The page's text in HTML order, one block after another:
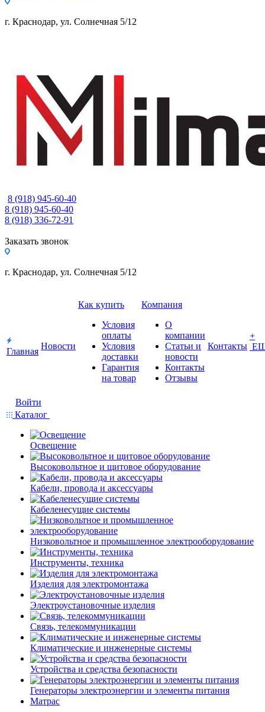
г. Краснодар, ул. Солнечная 5/12
8 (918) 945-60-40
8 (918) 945-60-40
8 (918) 336-72-91
Заказать звонок
г. Краснодар, ул. Солнечная 5/12
Главная
Новости
Как купить
Условия
оплаты
Условия
доставки
Гарантия
на товар
Компания
О
компании
Статьи и
новости
Контакты
Отзывы
Контакты
+
Войти
Каталог
Освещение
Высоковольтное и щитовое оборудование
Кабели, провода и аксессуары
Кабеленесущие системы
Низковольтное и промышленное электрооборудование
Инструменты, техника
Изделия для электромонтажа
Электроустановочные изделия
Связь, телекоммуникации
Климатические и инженерные системы
Устройства и средства безопасности
Генераторы электроэнергии и элементы питания
Матрас